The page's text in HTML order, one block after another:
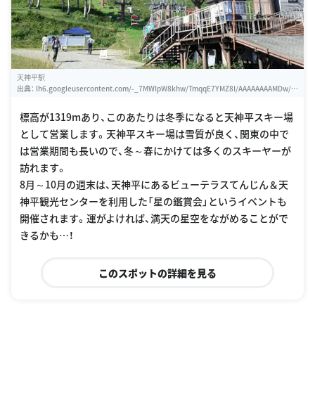
天神平駅
出典： lh6.googleusercontent.com/-_7MWIpW8khw/TmqqE7YMZ8I/AAAAAAAAMDw/qt
5B3%25E9%25A7%2585%25EF%25BC%2588%25E7%25BE%25A4%25E9%25A6%2
5AC%25EF%25BC%2589
標高が1319mあり、このあたりは冬季になると天神平スキー場
として営業します。天神平スキー場は雪質が良く、関東の中で
は営業期間も長いので、冬～春にかけては多くのスキーヤーが
訪れます。
8月～10月の週末は、天神平にあるビューテラスてんじん＆天
神平観光センターを利用した「星の鑑賞会」というイベントも
開催されます。運がよければ、満天の星空をながめることがで
きるかも…！
このスポットの詳細を見る